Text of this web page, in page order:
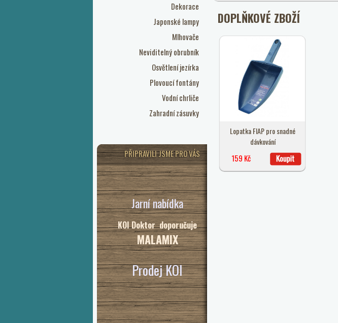
Dekorace
Japonské lampy
Mlhovače
Neviditelný obrubník
Osvětlení jezírka
Plovoucí fontány
Vodní chrliče
Zahradní zásuvky
PŘIPRAVILI JSME PRO VÁS
Jarní nabídka
KOI Doktor doporučuje
MALAMIX
Prodej KOI
DOPLŇKOVÉ ZBOŽÍ
Lopatka FIAP pro snadné
dávkování
159 Kč